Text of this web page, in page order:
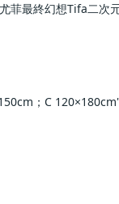
絲尤菲最終幻想
；C
稅)